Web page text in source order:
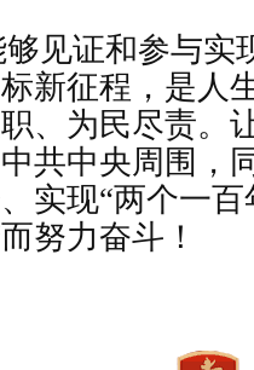
见证和参与实
新征程，是人
、为民尽责。
共中央周围，
实现“两个一
努力奋斗！